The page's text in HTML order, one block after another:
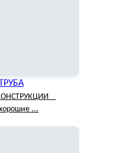
...